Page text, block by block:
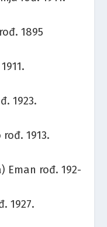
1895
1923.
1913.
Eman rođ. 192-
1927.